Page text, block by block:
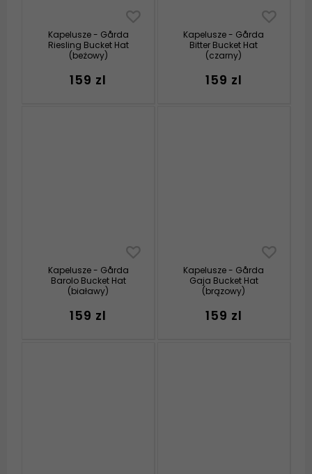
Kapelusze - Gårda
Riesling Bucket Hat
(beżowy)
159 zl
Kapelusze - Gårda
Bitter Bucket Hat
(czarny)
159 zl
Kapelusze - Gårda
Barolo Bucket Hat
(białawy)
159 zl
Kapelusze - Gårda
Gaja Bucket Hat
(brązowy)
159 zl